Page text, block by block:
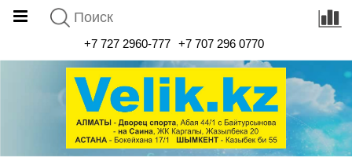
+7 727 2960-777 +7 707 296 0770